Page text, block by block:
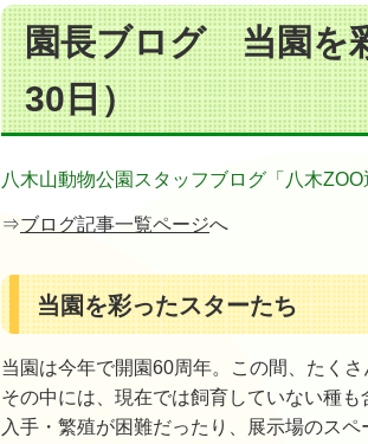
園長ブログ 当園を
30日）
八木山動物公園スタッフブログ「八木ZOO
⇒ブログ記事一覧ページへ
当園を彩ったスターたち
当園は今年で開園60周年。この間、たく
その中には、現在では飼育していない種も
入手・繁殖が困難だったり、展示場のス